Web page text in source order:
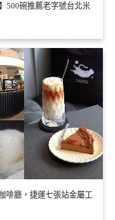
500碗推薦老字號台北米
啡廳，捷運七張站金屬工